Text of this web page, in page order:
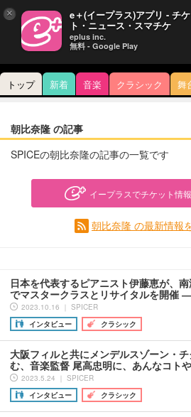
トップ 新着 音楽 クラシック 舞
朝比奈隆 の記事
SPICEの朝比奈隆の記事の一覧です
イープラスでチケット情
朝比奈隆 の最新情報
日本を代表するピアニスト伊藤恵が、
でマスタークラスとリサイタルを開
2023.10.16 ｜ SPICER
インタビュー
クラシック
大阪フィルと共にメンデルスゾーン・
む、音楽監督 尾高忠明に、あんなコト
2023.5.24 ｜ SPICER
インタビュー
クラシック
× e＋(イープラス)アプリ - チ
ト・ニュース・スマチケ
eplus inc.
無料 - Google Play